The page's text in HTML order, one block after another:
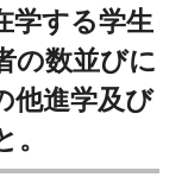
学する学生
の数並びに
他進学及び